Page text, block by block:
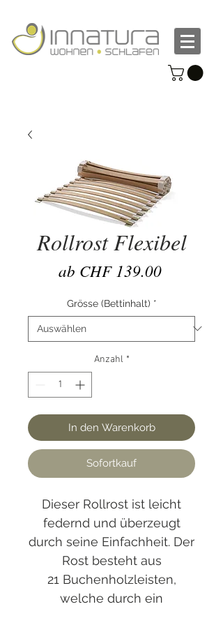
Rollrost Flexibel
ab CHF 139.00Sale-
Grösse (Bettinhalt) *
Anzahl *
In den Warenkorb
Sofortkauf
Dieser Rollrost ist leicht
federnd und überzeugt
durch seine Einfachheit. Der
Rost besteht aus
21 Buchenholzleisten,
welche durch ein